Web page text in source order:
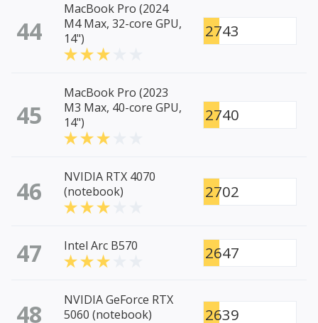
44
MacBook Pro (2024
M4 Max, 32-core GPU,
14")
2743
45
MacBook Pro (2023
M3 Max, 40-core GPU,
14")
2740
46
NVIDIA RTX 4070
(notebook)
2702
47 Intel Arc B570 2647
48
NVIDIA GeForce RTX
5060 (notebook)
2639